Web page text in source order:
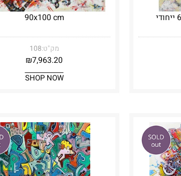
90x100 cm
מק"ט:108
₪7,963.20
SHOP NOW